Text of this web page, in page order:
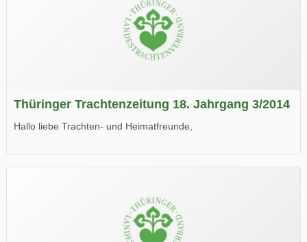
Thüringer Trachtenzeitung 18. Jahrgang 3/2014
Hallo liebe Trachten- und Heimatfreunde,
Wir wünschen Euch viel Spaß beim Lesen.